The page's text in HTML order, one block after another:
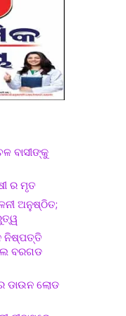
ବାସୀଙ୍କୁ
ର ମୃତ
ଅନୁଷ୍ଠିତ;
ନିଷ୍ପତ୍ତି
ବରଗଡ
ଡାଉନ ଲୋଡ